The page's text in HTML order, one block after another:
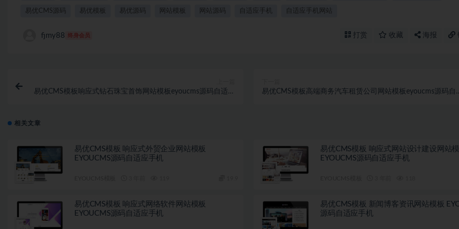
易优CMS源码 易优模板 易优源码 网站模板 网站源码 自适应手机 自适应手机网站
fjmy88 终身会员 打赏 收藏 海报
易优CMS模板响应式钻石珠宝首饰网站模板eyoucms源码自适应
易优CMS模板高端商务汽车租赁公司网站模板eyoucms源码自
相关文章
易优CMS模板 响应式外贸企业网站模板
EYOUCMS源码自适应手机
易优CMS模板 响应式网站设计建设网站
EYOUCMS源码自适应手机
易优CMS模板 响应式网络软件网站模板
EYOUCMS源码自适应手机
易优CMS模板 新闻博客资讯网站模板
源码自适应手机